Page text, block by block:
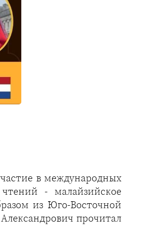
в международных
- малайзийское
из Юго-Восточной
прочитал